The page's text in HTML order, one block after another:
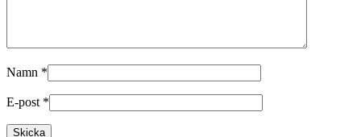
Namn *
E-post *